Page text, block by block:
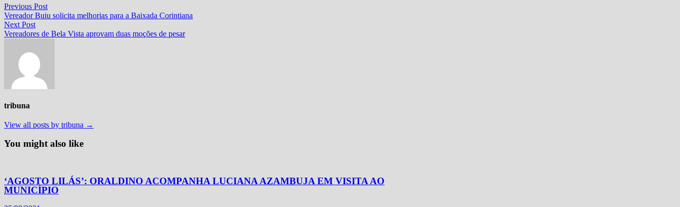
Navegação
de
Post
Previous PostPrevious
post:
Vereador Buiu solicita melhorias para a Baixada Corintiana
Next PostNext
post:
Vereadores de Bela Vista aprovam duas moções de pesar
tribuna
View all posts by tribuna →
You might also like
‘AGOSTO LILÁS’: ORALDINO ACOMPANHA LUCIANA AZAMBUJA EM VISITA AO
MUNICÍPIO